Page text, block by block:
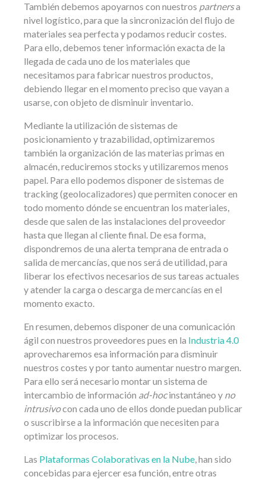
También debemos apoyarnos con nuestros partnersa
nivel logístico, para que la sincronización del flujo de
materiales sea perfecta y podamos reducir costes.
Para ello, debemos tener información exacta de la
llegada de cada uno de los materiales que
necesitamos para fabricar nuestros productos,
debiendo llegar en el momento preciso que vayan a
usarse, con objeto de disminuir inventario.
Mediante la utilización de sistemas de
posicionamiento y trazabilidad, optimizaremos
también la organización de las materias primas en
almacén, reduciremos stocks y utilizaremos menos
papel. Para ello podemos disponer de sistemas de
tracking (geolocalizadores) que permiten conocer en
todo momento dónde se encuentran los materiales,
desde que salen de las instalaciones del proveedor
hasta que llegan al cliente final. De esa forma,
dispondremos de una alerta temprana de entrada o
salida de mercancías, que nos será de utilidad, para
liberar los efectivos necesarios de sus tareas actuales
y atender la carga o descarga de mercancías en el
momento exacto.
En resumen, debemos disponer de una comunicación
ágil con nuestros proveedores pues en la Industria 4.0
aprovecharemos esa información para disminuir
nuestros costes y por tanto aumentar nuestro margen.
Para ello será necesario montar un sistema de
intercambio de información ad-hocinstantáneo y no
intrusivocon cada uno de ellos donde puedan publicar
o suscribirse a la información que necesiten para
optimizar los procesos.
Las Plataformas Colaborativas en la Nube, han sido
concebidas para ejercer esa función, entre otras